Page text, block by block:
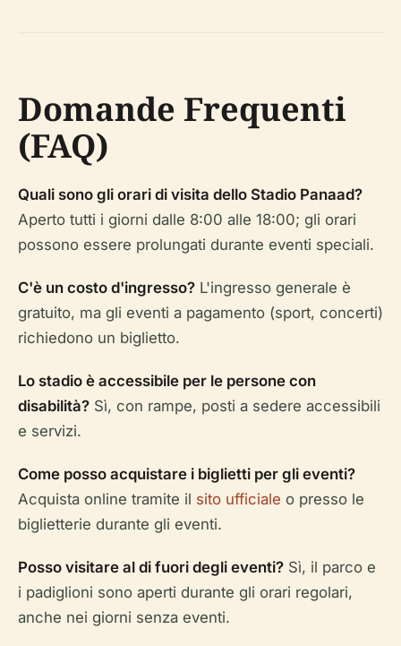
Domande Frequenti
(FAQ)
Quali sono gli orari di visita dello Stadio Panaad?
Aperto tutti i giorni dalle 8:00 alle 18:00; gli orari
possono essere prolungati durante eventi speciali.
C'è un costo d'ingresso? L'ingresso generale è
gratuito, ma gli eventi a pagamento (sport, concerti)
richiedono un biglietto.
Lo stadio è accessibile per le persone con
disabilità? Sì, con rampe, posti a sedere accessibili
e servizi.
Come posso acquistare i biglietti per gli eventi?
Acquista online tramite il sito ufficiale o presso le
biglietterie durante gli eventi.
Posso visitare al di fuori degli eventi? Sì, il parco e
i padiglioni sono aperti durante gli orari regolari,
anche nei giorni senza eventi.